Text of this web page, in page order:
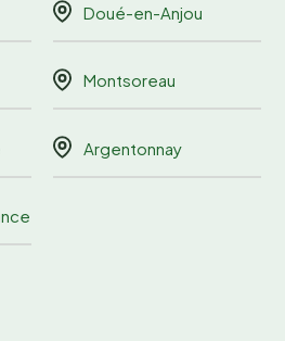
Doué-en-Anjou
Montsoreau
Argentonnay